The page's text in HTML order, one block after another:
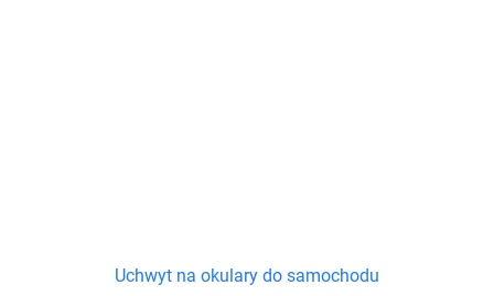
Uchwyt na okulary do samochodu